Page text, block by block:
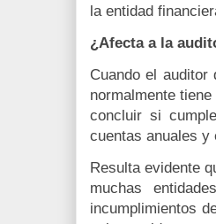
la entidad
¿Afecta a la
Cuando el auditor
normalmente
concluir si
cuentas anuales y
Resulta evidente
muchas
incumplimientos